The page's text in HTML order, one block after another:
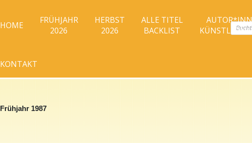
search
HOME
FRÜHJAHR
2026
HERBST
2026
ALLE TITEL
BACKLIST
KONTAKT
Frühjahr 1987